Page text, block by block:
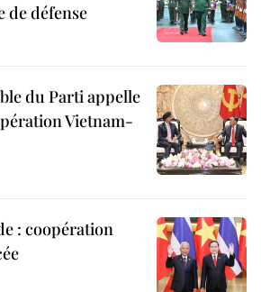
de défense
du Parti appelle
Vietnam-
: coopération